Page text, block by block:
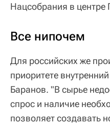
Нацсобрания в центре
Все нипочем
Для российских же
приоритете
Баранов. "В сырье
спрос и наличие
позволяет создавать